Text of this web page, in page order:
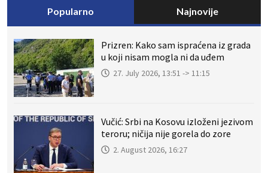
Popularno Najnovije
Prizren: Kako sam ispraćena iz grada
u koji nisam mogla ni da uđem
27. July 2026, 13:51 -> 11:15
Vučić: Srbi na Kosovu izloženi jezivom
teroru; ničija nije gorela do zore
2. August 2026, 16:27